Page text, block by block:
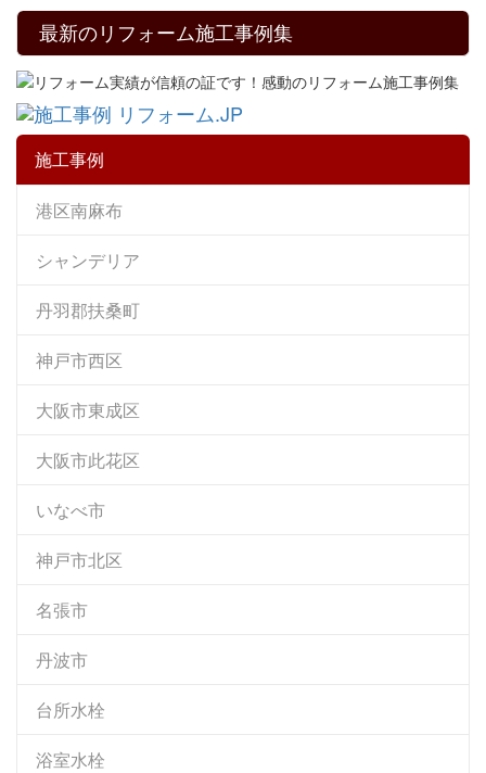
最新のリフォーム施工事例集
施工事例
港区南麻布
シャンデリア
丹羽郡扶桑町
神戸市西区
大阪市東成区
大阪市此花区
いなべ市
神戸市北区
名張市
丹波市
台所水栓
浴室水栓